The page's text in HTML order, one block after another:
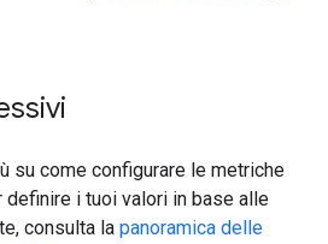
su come configurare le metriche
definire i tuoi valori in base alle
consulta la panoramica delle